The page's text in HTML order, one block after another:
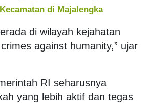
di Majalengka
di wilayah kejahatan
against humanity,” ujar
RI seharusnya
yang lebih aktif dan tegas